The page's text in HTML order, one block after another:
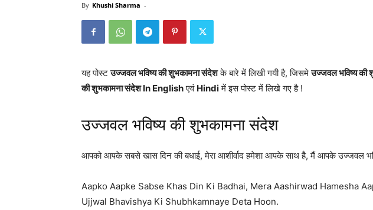
By Khushi Sharma -
यह पोस्टउज्जवल भविष्य की शुभकामना संदेशके बारे में लिखी गयी है, जिसमेउज्जवल भविष्य की
की शुभकामना संदेश In Englishएवं Hindiमें इस पोस्ट में लिखे गए है !
उज्जवल भविष्य की शुभकामना संदेश
आपको आपके सबसे खास दिन की बधाई, मेरा आशीर्वाद हमेशा आपके साथ है, मैं आपके उज्जवल
Aapko Aapke Sabse Khas Din Ki Badhai, Mera Aashirwad Hamesha
Ujjwal Bhavishya Ki Shubhkamnaye Deta Hoon.